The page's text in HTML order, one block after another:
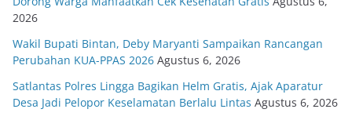
2026
Wakil Bupati Bintan, Deby Maryanti Sampaikan Rancangan
Perubahan KUA-PPAS 2026 Agustus 6, 2026
Satlantas Polres Lingga Bagikan Helm Gratis, Ajak Aparatur
Desa Jadi Pelopor Keselamatan Berlalu Lintas Agustus 6, 2026